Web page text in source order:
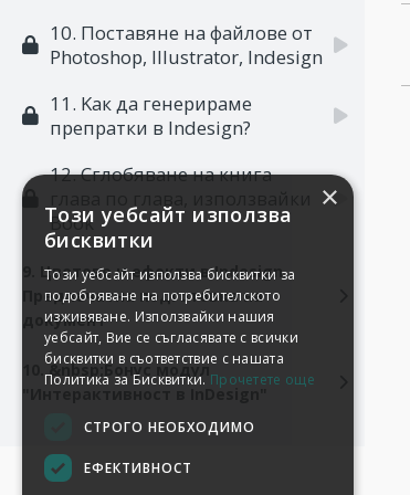
10. Поставяне на файлове от
Photoshop, Illustrator, Indesign
11. Kак да генерираме
препратки в Indesign?
12. Сглобяване на книга
Book
9. Цветове и ефекти в Indesign.
Предпечатна подготовка на
документ
10. &nbsp;Бонус модул
"Интерактивност в InDesign"
×
Този уебсайт използва
бисквитки
Този уебсайт използва бисквитки за
подобряване на потребителското
изживяване. Използвайки нашия
уебсайт, Вие се съгласявате с всички
бисквитки в съответствие с нашата
Политика за Бисквитки. Прочетете още
СТРОГО НЕОБХОДИМО
ЕФЕКТИВНОСТ